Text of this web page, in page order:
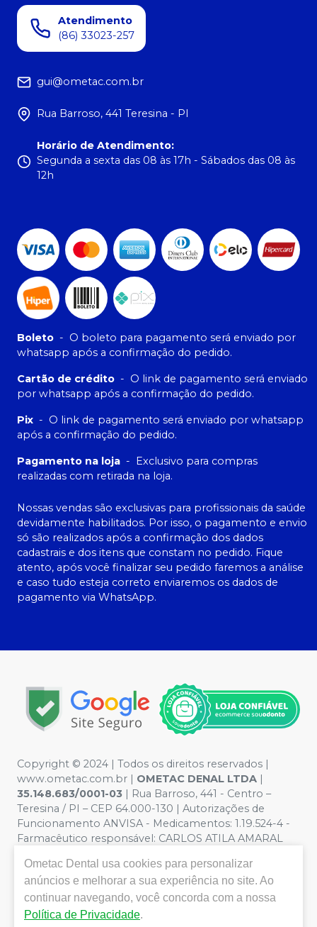
Atendimento
(86) 33023-257
gui@ometac.com.br
Rua Barroso, 441 Teresina - PI
Horário de Atendimento:
Segunda a sexta das 08 às 17h - Sábados das 08 às
12h
Boleto - O boleto para pagamento será enviado por
whatsapp após a confirmação do pedido.
Cartão de crédito - O link de pagamento será enviado
por whatsapp após a confirmação do pedido.
Pix - O link de pagamento será enviado por whatsapp
após a confirmação do pedido.
Pagamento na loja -
Exclusivo para compras
realizadas com retirada na loja.
Nossas vendas são exclusivas para profissionais da saúde
devidamente habilitados. Por isso, o pagamento e envio
só são realizados após a confirmação dos dados
cadastrais e dos itens que constam no pedido. Fique
atento, após você finalizar seu pedido faremos a análise
e caso tudo esteja correto enviaremos os dados de
pagamento via WhatsApp.
Copyright © 2024 | Todos os direitos reservados |
www.ometac.com.br | OMETAC DENAL LTDA |
35.148.683/0001-03 | Rua Barroso, 441 - Centro –
Teresina / PI – CEP 64.000-130 | Autorizações de
Funcionamento ANVISA - Medicamentos: 1.19.524-4 -
Farmacêutico responsável: CARLOS ATILA AMARAL
Segurança - Fotos meramente ilustrativas - Os preços e
condições da loja virtual estão sujeitos a alterações. Em
caso de divergência de preços no site, o valor válido é o
do Carrinho de Compra. Não vendemos por atacado
Ometac Dental usa cookies para personalizar
anúncios e melhorar a sua experiência no site. Ao
continuar navegando, você concorda com a nossa
Política de Privacidade.